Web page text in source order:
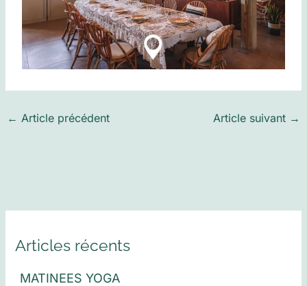
← Article précédent Article suivant →
Articles récents
MATINEES YOGA